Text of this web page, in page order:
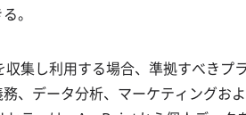
。
集し利用する場合、準拠すべきプ
、データ分析、マーケティングお